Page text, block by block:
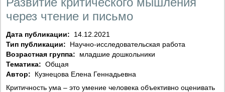
через чтение и письмо
Дата публикации:
14.12.2021
Тип публикации:
Научно-исследовательская работа
Возрастная группа:
младшие дошкольники
Тематика: Общая
Автор:
Кузнецова Елена Геннадьевна
Критичность ума – это умение человека объективно оценивать